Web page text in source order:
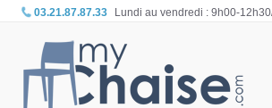
03.21.87.87.33 Lundi au vendredi : 9h00-